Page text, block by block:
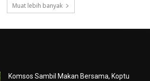
Muat lebih banyak
Komsos Sambil Makan Bersama, Koptu